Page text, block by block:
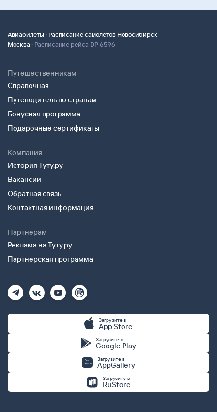
Авиабилеты · Расписание самолетов Новосибирск —
Москва · Расписание рейса DP 6596
Путешественникам
Справочная
Путеводитель по странам
Бонусная программа
Подарочные сертификаты
Компания
История Туту.ру
Вакансии
Обратная связь
Контактная информация
Партнерам
Реклама на Туту.ру
Партнерская программа
Загрузите в
App Store
Загрузите в
Google Play
Загрузите в
AppGallery
Загрузите в
RuStore